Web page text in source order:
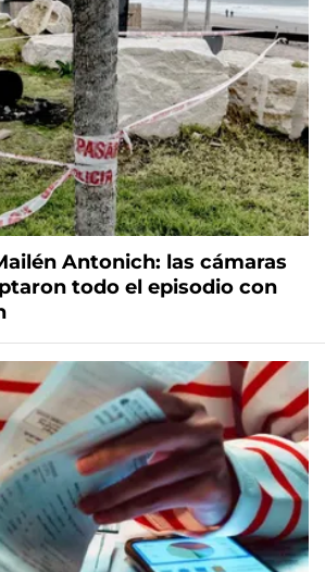
Antonich: las cámaras
todo el episodio con